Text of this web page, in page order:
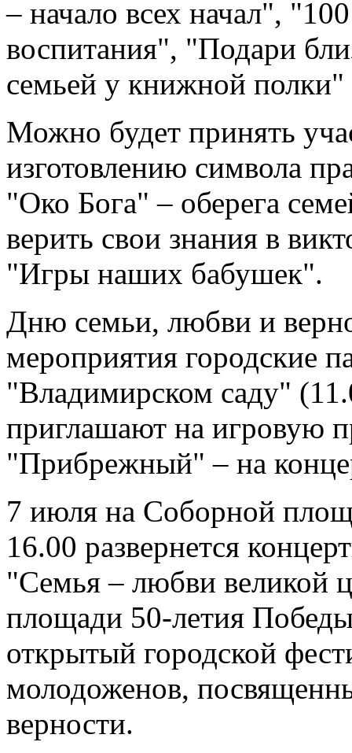
– начало всех начал",
воспитания", "Подари
семьей у книжной полки"
Можно будет принять
изготовлению символа
"Око Бога" – оберега
верить свои знания в
"Игры наших бабушек".
Дню семьи, любви и
мероприятия городские
"Владимирском саду"
приглашают на игровую
"Прибрежный" – на
7 июля на Соборной
16.00 развернется
"Семья – любви великой
площади 50-летия
открытый городской
молодоженов,
верности.